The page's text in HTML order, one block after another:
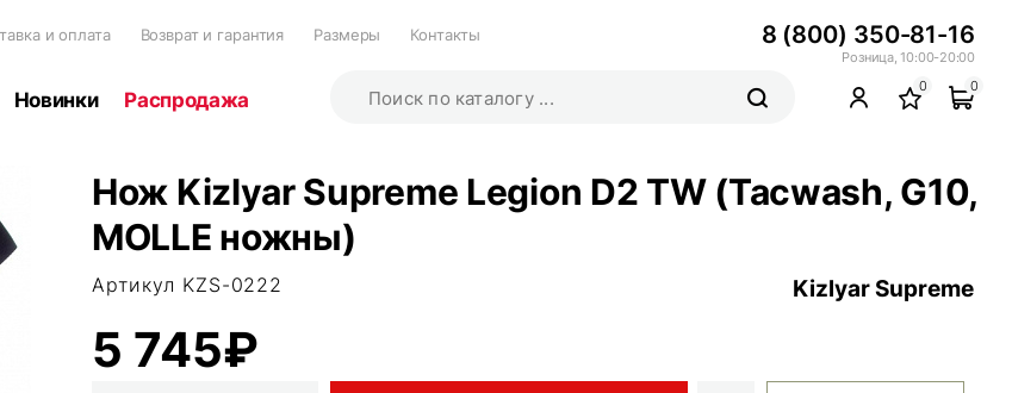
0 0
Новинки Распродажа
и оплата Возврат и гарантия Размеры Контакты 8 (800) 350-81-16
Розница, 10:00-20:00
Нож Kizlyar Supreme Legion D2 TW (Tacwash, G10,
MOLLE ножны)
Артикул KZS-0222 Kizlyar Supreme
5 745₽